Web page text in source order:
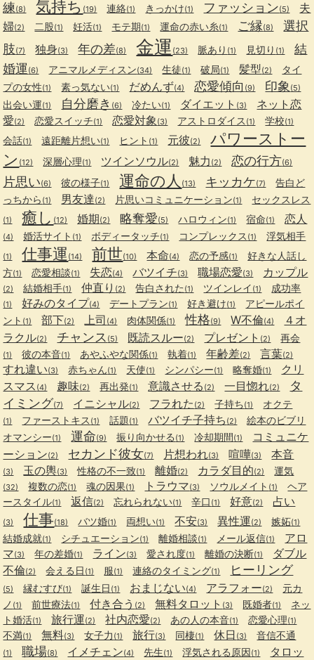
練(8) 気持ち (19) 連絡(1) きっかけ(1) ファッション(5)
夫
婦(2) 二股(1) 妊活(1) モテ期(1) 運命の赤い糸(1) ご縁(8)
選択
肢(7) 独身(3) 年の差(8) 金運 (23) 脈あり (1) 見切り (1)
結
婚運(6) アニマルメディスン(34) 生徒(1) 破局(1) 髪型(2)
タイ
プの女性(1) 素っ気ない(1) だめんず(4) 恋愛傾向 (9) 印象 (5)
出会い運(1) 自分磨き (6) 冷たい(1) ダイエット (3)
ネット恋
愛(2) 恋愛スイッチ(1) 恋愛対象(3) アストロダイス (1) 学校(1)
会話(1) 遠距離片想い(1) ヒント (1) 元彼(2)
パワーストー
ン (12) 深層心理(1) ツインソウル(2) 魅力 (2) 恋の行方(6)
片思い(6) 彼の様子(1) 運命の人 (13) キッカケ(7)
告白ど
っちから (1) 男友達(2) 片思いコミュニケーション(1) セックスレス
(1) 癒し (12) 婚期(2) 略奪愛(5) ハロウィン(1) 宿命(1) 恋人
(4) 婚活サイト (1) ボディータッチ(1) コンプレックス (1) 浮気相手
(1) 仕事運 (14) 前世(10) 本命(4) 恋の予感(1)
好きな人話し
方(1) 恋愛相談(1) 失恋(4) バツイチ(3) 職場恋愛(3) カップル
(2) 結婚相手(1) 仲直り (2) 告白された (1) ツインレイ (1) 成功率
(1) 好みのタイプ(4) デートプラン(1) 好き避け(1)
アピールポイ
ント (1) 部下(2) 上司 (4) 肉体関係(1) 性格(9) W不倫(4)
４オ
ラクル(2) チャンス (5) 既読スルー(2) プレゼント (2) 再会
(1) 彼の本音(1) あやふやな関係(1) 執着(1) 年齢差(2) 言葉(2)
すれ違い(3) 赤ちゃん(1) 天使(1) シンパシー(1) 略奪婚(1)
クリ
スマス (4) 趣味(2) 再出発(1) 意識させる (2) 一目惚れ(2)
タ
イミング(7) イニシャル(2) フラれた (2) 子持ち(1) オクテ
(1) ファーストキス (1) 話題(1) バツイチ子持ち (2)
絵本のビブリ
オマンシー(1) 運命(9) 振り向かせる (1) 冷却期間(1)
コミュニケ
ーション(2) セカンド彼女(7) 片想われ(3) 喧嘩(3) 本音
(3) 玉の輿(3) 性格の不一致(1) 離婚(2) カラダ目的(2) 運気
(32) 複数の恋(1) 魂の因果(1) トラウマ(3) ソウルメイト (1)
ヘア
ースタイル(1) 返信(2) 忘れられない(1) 辛口 (1) 好意(2) 占い
(3) 仕事(18) バツ婚(1) 両想い(1) 不安(3) 異性運(2) 嫉妬(1)
結婚成就(1) シチュエーション(1) 離婚相談(1) メール返信(1)
アロ
マ(3) 年の差婚(1) ライン(3) 愛され度(1) 離婚の決断(1)
ダブル
不倫(2) 会える日 (1) 服(1) 連絡のタイミング(1) ヒーリング
(5) 縁むすび(1) 誕生日 (1) おまじない(4) アラフォー(2)
元カ
ノ (1) 前世療法(1) 付き合う (2) 無料タロット (3) 既婚者(1)
ネッ
ト婚活(1) 旅行運(2) 社内恋愛(2) あの人の本音(1) 恋愛心理(1)
不満(1) 無料(3) 女子力 (1) 旅行(3) 同棲(1) 休日 (3) 音信不通
(1) 職場(8) イメチェン(4) 先生(1) 浮気される原因(1)
タロッ